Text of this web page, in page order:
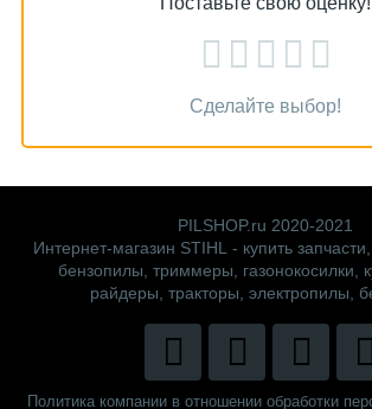
Сделайте выбор!
PILSHOP.ru 2020-2021
Интернет-магазин STIHL - купить
бензопилы, триммеры, газонокосилки,
райдеры, тракторы, электропилы,
Политика компании в отношении обработки